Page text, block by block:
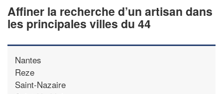
Affiner la recherche d’un artisan dans
les principales villes du 44
Nantes
Reze
Saint-Nazaire